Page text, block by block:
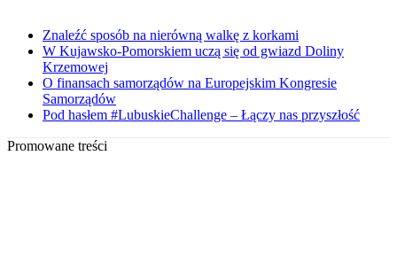
Znaleźć sposób na nierówną walkę z korkami
W Kujawsko-Pomorskiem uczą się od gwiazd Doliny
Krzemowej
O finansach samorządów na Europejskim Kongresie
Samorządów
Pod hasłem #LubuskieChallenge – Łączy nas przyszłość
Promowane treści